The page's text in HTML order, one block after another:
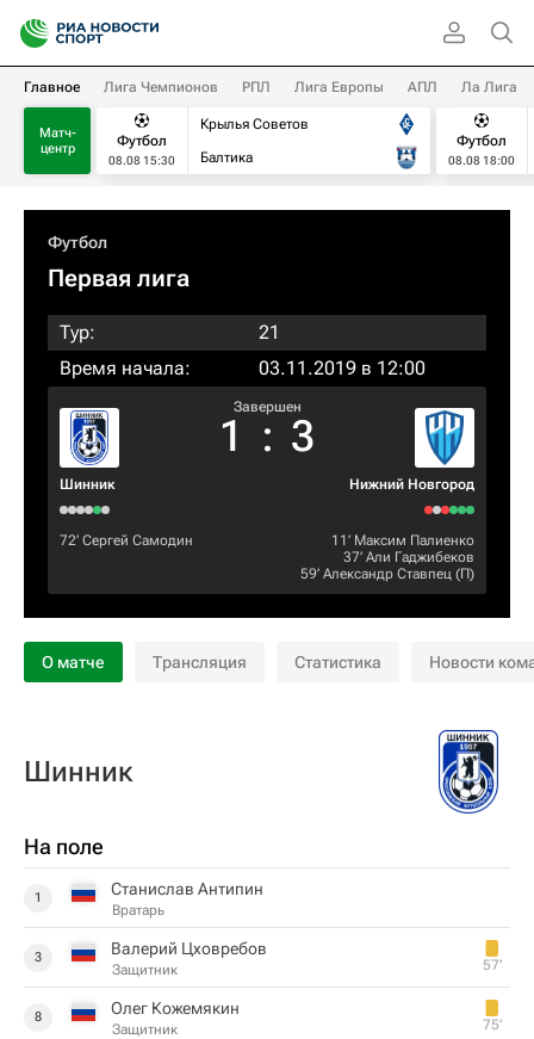
Главное Лига Чемпионов РПЛ Лига Европы АПЛ Ла Лига
Матч-
центр
Футбол
08.08 15:30
Крылья Советов
Балтика
Футбол
08.08 18:00
Футбол
Первая лига
Тур:
21
Время начала:
03.11.2019 в 12:00
Шинник
Завершен
1 : 3
Нижний Новгород
72‎’‎ Сергей Самодин 11‎’‎ Максим Палиенко
37‎’‎ Али Гаджибеков
59‎’‎ Александр Ставпец (П)
О матче Трансляция Статистика Новости
Шинник
На поле
1 Станислав Антипин
Вратарь
3 Валерий Цховребов
Защитник 57‎’‎
8 Олег Кожемякин
Защитник 75‎’‎